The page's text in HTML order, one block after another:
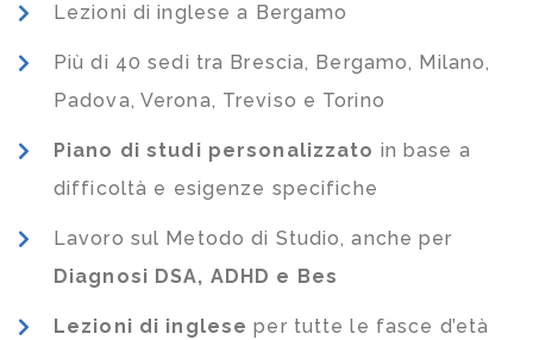
Lezioni di inglese a Bergamo
Più di 40 sedi tra Brescia, Bergamo, Milano,
Padova, Verona, Treviso e Torino
Piano di studi personalizzato in base a
difficoltà e esigenze specifiche
Lavoro sul Metodo di Studio, anche per
Diagnosi DSA, ADHD e Bes
Lezioni di inglese per tutte le fasce d’età